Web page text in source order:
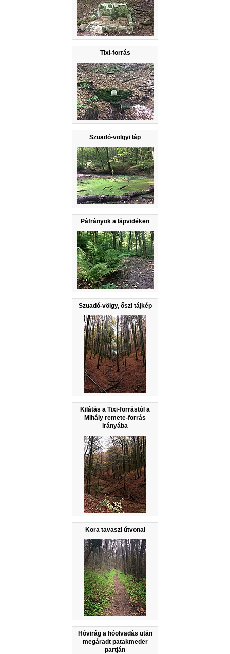
Tixi-forrás
Szuadó-völgyi láp
Páfrányok a lápvidéken
Szuadó-völgy, őszi tájkép
Kilátás a Tixi-forrástól a
Mihály remete-forrás
irányába
Kora tavaszi útvonal
Hóvirág a hóolvadás után
megáradt patakmeder
partján